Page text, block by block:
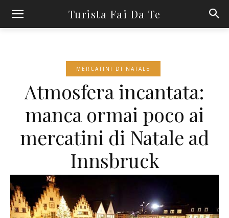
Turista Fai Da Te
MERCATINI DI NATALE
Atmosfera incantata:
manca ormai poco ai
mercatini di Natale ad
Innsbruck